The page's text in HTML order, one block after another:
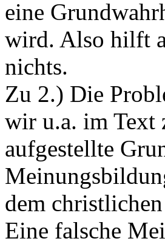
eine
wird. Also hilft
nichts.
Zu 2.) Die
wir u.a. im Text
aufgestellte
dem
Eine falsche